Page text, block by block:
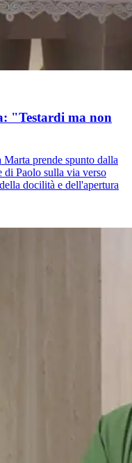
"Testardi ma non
Marta prende spunto dalla
di Paolo sulla via verso
docilità e dell'apertura